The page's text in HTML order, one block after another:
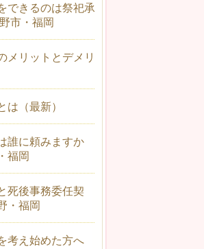
できるのは祭祀承
市・福岡
メリットとデメリ
は（最新）
誰に頼みますか
福岡
死後事務委任契
・福岡
考え始めた方へ